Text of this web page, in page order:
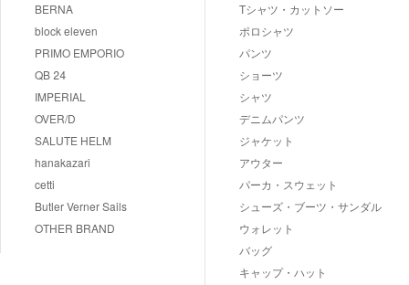
BERNA
block eleven
PRIMO EMPORIO
QB 24
IMPERIAL
OVER/D
SALUTE HELM
hanakazari
cetti
Butler Verner Sails
OTHER BRAND
Tシャツ・カットソー
ポロシャツ
パンツ
ショーツ
シャツ
デニムパンツ
ジャケット
アウター
パーカ・スウェット
シューズ・ブーツ・サンダル
ウォレット
バッグ
キャップ・ハット